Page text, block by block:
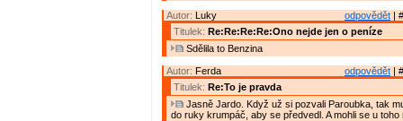
odpovědět |
Autor: Luky
Titulek: Re:Re:Re:Re:Ono nejde jen o peníze
Sdělila to Benzina
odpovědět |
Autor: Ferda
Titulek: Re:To je pravda
Jasně Jardo. Když už si pozvali Paroubka, tak
do ruky krumpáč, aby se předvedl. A mohli se u toho